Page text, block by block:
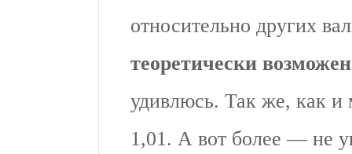
относительно других
теоретически возможен
удивлюсь. Так же, как и
1,01. А вот более — не